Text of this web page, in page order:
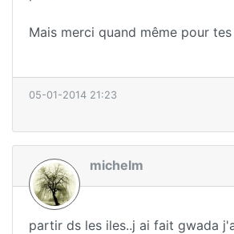
Mais merci quand même pour
05-01-2014 21:23
michelm
partir ds les iles..j ai fait gwada